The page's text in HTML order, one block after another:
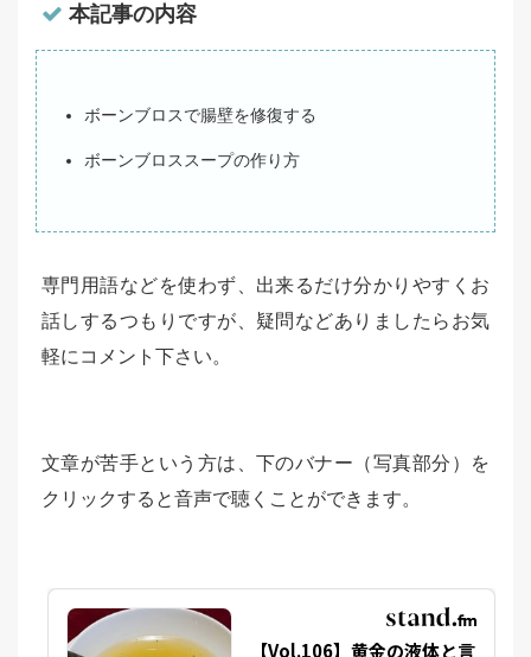
本記事の内容
ボーンブロスで腸壁を修復する
ボーンブロススープの作り方
専門用語などを使わず、出来るだけ分かりやすくお
話しするつもりですが、疑問などありましたらお気
軽にコメント下さい。
文章が苦手という方は、下のバナー（写真部分）を
クリックすると音声で聴くことができます。